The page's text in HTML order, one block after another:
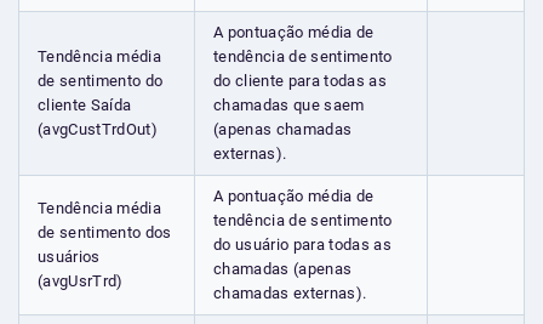
Tendência média
de sentimento do
cliente Saída
(avgCustTrdOut)
A pontuação média de
tendência de sentimento
do cliente para todas as
chamadas que saem
(apenas chamadas
externas).
Tendência média
de sentimento dos
usuários
(avgUsrTrd)
A pontuação média de
tendência de sentimento
do usuário para todas as
chamadas (apenas
chamadas externas).